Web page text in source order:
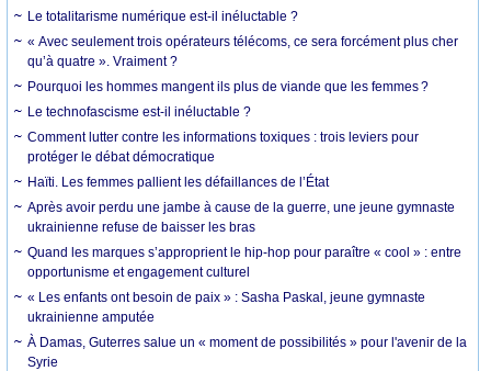
Le totalitarisme numérique est-il inéluctable ?
« Avec seulement trois opérateurs télécoms, ce sera forcément plus cher
qu’à quatre ». Vraiment ?
Pourquoi les hommes mangent ils plus de viande que les femmes ?
Le technofascisme est-il inéluctable ?
Comment lutter contre les informations toxiques : trois leviers pour
protéger le débat démocratique
Haïti. Les femmes pallient les défaillances de l’État
Après avoir perdu une jambe à cause de la guerre, une jeune gymnaste
ukrainienne refuse de baisser les bras
Quand les marques s’approprient le hip-hop pour paraître « cool » : entre
opportunisme et engagement culturel
« Les enfants ont besoin de paix » : Sasha Paskal, jeune gymnaste
ukrainienne amputée
À Damas, Guterres salue un « moment de possibilités » pour l'avenir de la
Syrie